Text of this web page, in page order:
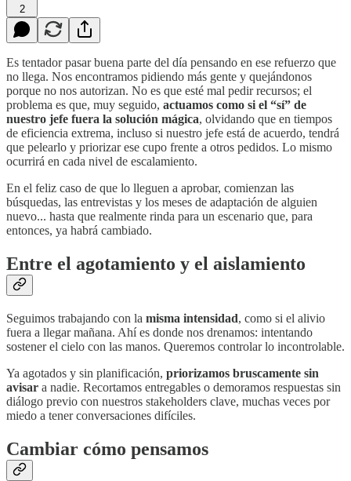
2
Es tentador pasar buena parte del día pensando en ese refuerzo que
no llega. Nos encontramos pidiendo más gente y quejándonos
porque no nos autorizan. No es que esté mal pedir recursos; el
problema es que, muy seguido, actuamos como si el “sí” de
nuestro jefe fuera la solución mágica, olvidando que en tiempos
de eficiencia extrema, incluso si nuestro jefe está de acuerdo, tendrá
que pelearlo y priorizar ese cupo frente a otros pedidos. Lo mismo
ocurrirá en cada nivel de escalamiento.
En el feliz caso de que lo lleguen a aprobar, comienzan las
búsquedas, las entrevistas y los meses de adaptación de alguien
nuevo... hasta que realmente rinda para un escenario que, para
entonces, ya habrá cambiado.
Entre el agotamiento y el aislamiento
Seguimos trabajando con la misma intensidad, como si el alivio
fuera a llegar mañana. Ahí es donde nos drenamos: intentando
sostener el cielo con las manos. Queremos controlar lo incontrolable.
Ya agotados y sin planificación, priorizamos bruscamente sin
avisar a nadie. Recortamos entregables o demoramos respuestas sin
diálogo previo con nuestros stakeholders clave, muchas veces por
miedo a tener conversaciones difíciles.
Cambiar cómo pensamos